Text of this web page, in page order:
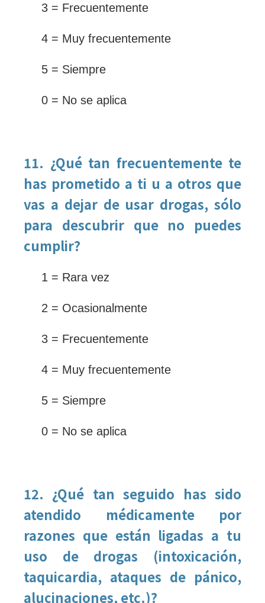
3 = Frecuentemente
4 = Muy frecuentemente
5 = Siempre
0 = No se aplica
11. ¿Qué tan frecuentemente te
has prometido a ti u a otros que
vas a dejar de usar drogas, sólo
para descubrir que no puedes
cumplir?
1 = Rara vez
2 = Ocasionalmente
3 = Frecuentemente
4 = Muy frecuentemente
5 = Siempre
0 = No se aplica
12. ¿Qué tan seguido has sido
atendido médicamente por
razones que están ligadas a tu
uso de drogas (intoxicación,
taquicardia, ataques de pánico,
alucinaciones, etc.)?